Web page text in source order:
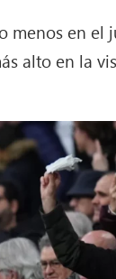
menos en el
alto en la